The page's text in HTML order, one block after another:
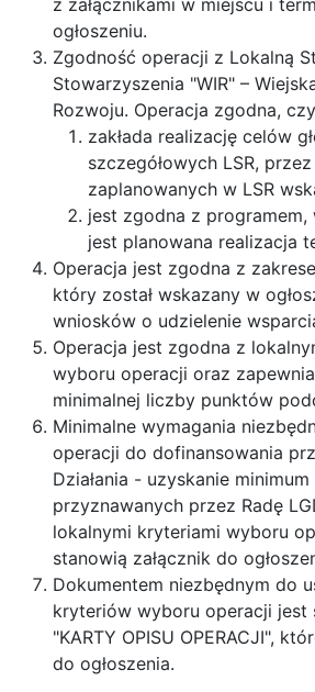
ogłoszeniu.
Zgodność operacji z Lokalną
Stowarzyszenia "WIR" –
Rozwoju. Operacja zgodna,
zakłada realizację celów
szczegółowych LSR,
zaplanowanych w LSR
jest zgodna z
jest planowana realizacja
Operacja jest zgodna z
który został wskazany w
wniosków o udzielenie
Operacja jest zgodna z
wyboru operacji oraz
minimalnej liczby punktów
Minimalne wymagania
operacji do dofinansowania
Działania - uzyskanie
przyznawanych przez Radę
lokalnymi kryteriami wyboru
stanowią załącznik do
Dokumentem niezbędnym do
kryteriów wyboru operacji jest
"KARTY OPISU OPERACJI",
do ogłoszenia.